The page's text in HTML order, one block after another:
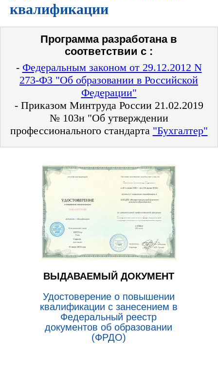
квалификации
Программа разработана в
соответствии с :
- Федеральным законом от 29.12.2012 N
273-ФЗ "Об образовании в Российской
Федерации"
- Приказом Минтруда России 21.02.2019
№ 103н "Об утверждении
профессионального стандарта "Бухгалтер"
ВЫДАВАЕМЫЙ ДОКУМЕНТ
Удостоверение о повышении
квалификации с занесением в
Федеральный реестр
документов об образовании
(ФРДО)